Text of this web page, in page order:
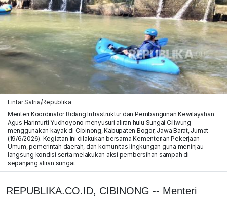
Lintar Satria/Republika
Menteri Koordinator Bidang Infrastruktur dan Pembangunan Kewilayahan
Agus Harimurti Yudhoyono menyusuri aliran hulu Sungai Ciliwung
menggunakan kayak di Cibinong, Kabupaten Bogor, Jawa Barat, Jumat
(19/6/2026). Kegiatan ini dilakukan bersama Kementerian Pekerjaan
Umum, pemerintah daerah, dan komunitas lingkungan guna meninjau
langsung kondisi serta melakukan aksi pembersihan sampah di
sepanjang aliran sungai.
REPUBLIKA.CO.ID, CIBINONG -- Menteri